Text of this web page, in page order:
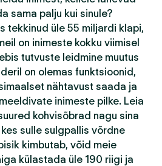
sama palju kui sinule?
tekkinud üle 55 miljardi klapi,
on inimeste kokku viimisel
tutvuste leidmine muutus
on olemas funktsioonid,
nähtavust saada ja
inimeste pilke. Leia
kohvisõbrad nagu sina
sulle sulgpallis võrdne
kimbutab, võid meie
külastada üle 190 riigi ja